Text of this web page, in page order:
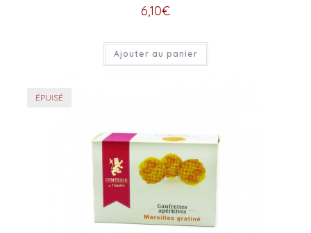
6,10€
Ajouter au panier
ÉPUISÉ